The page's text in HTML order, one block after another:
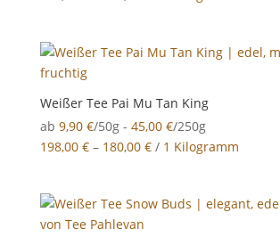
Weißer Tee Pai Mu Tan King
ab 9,90 €/50g - 45,00 €/250g
198,00 €– 180,00 €/ 1 Kilogramm